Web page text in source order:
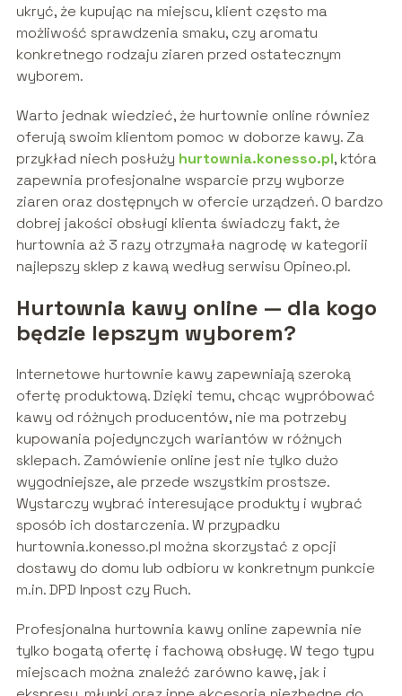
ukryć, że kupując na miejscu, klient często ma
możliwość sprawdzenia smaku, czy aromatu
konkretnego rodzaju ziaren przed ostatecznym
wyborem.
Warto jednak wiedzieć, że hurtownie online równiez
oferują swoim klientom pomoc w doborze kawy. Za
przykład niech posłuży hurtownia.konesso.pl, która
zapewnia profesjonalne wsparcie przy wyborze
ziaren oraz dostępnych w ofercie urządzeń. O bardzo
dobrej jakości obsługi klienta świadczy fakt, że
hurtownia aż 3 razy otrzymała nagrodę w kategorii
najlepszy sklep z kawą według serwisu Opineo.pl.
Hurtownia kawy online — dla kogo
będzie lepszym wyborem?
Internetowe hurtownie kawy zapewniają szeroką
ofertę produktową. Dzięki temu, chcąc wypróbować
kawy od różnych producentów, nie ma potrzeby
kupowania pojedynczych wariantów w różnych
sklepach. Zamówienie online jest nie tylko dużo
wygodniejsze, ale przede wszystkim prostsze.
Wystarczy wybrać interesujące produkty i wybrać
sposób ich dostarczenia. W przypadku
hurtownia.konesso.pl można skorzystać z opcji
dostawy do domu lub odbioru w konkretnym punkcie
m.in. DPD Inpost czy Ruch.
Profesjonalna hurtownia kawy online zapewnia nie
tylko bogatą ofertę i fachową obsługę. W tego typu
miejscach można znaleźć zarówno kawę, jak i